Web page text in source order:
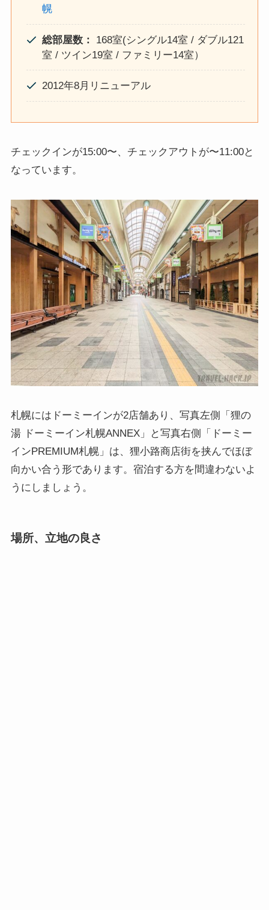
幌
総部屋数：
168室(シングル14室 / ダブル121
室 / ツイン19室 / ファミリー14室）
2012年8月リニューアル
チェックインが15:00〜、チェックアウトが〜11:00と
なっています。
札幌にはドーミーインが2店舗あり、写真左側「狸の
湯 ドーミーイン札幌ANNEX」と写真右側「ドーミー
インPREMIUM札幌」は、狸小路商店街を挟んでほぼ
向かい合う形であります。宿泊する方を間違わないよ
うにしましょう。
場所、立地の良さ